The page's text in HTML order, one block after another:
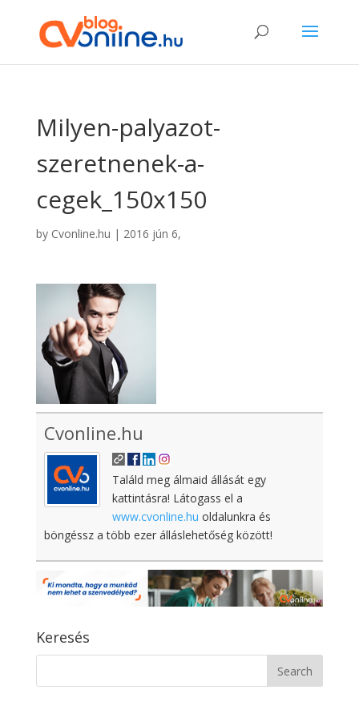
Milyen-palyazot-
szeretnenek-a-
cegek_150x150
by Cvonline.hu | 2016 jún 6,
Cvonline.hu
Találd meg álmaid állását egy
kattintásra! Látogass el a
www.cvonline.hu oldalunkra és
böngéssz a több ezer álláslehetőség között!
Keresés